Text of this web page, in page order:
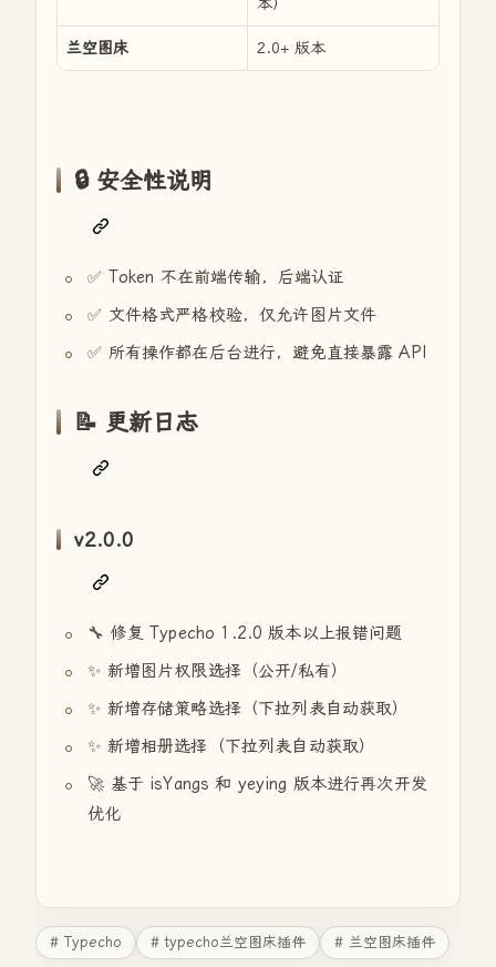
兰空图床 2.0+ 版本
🔒 安全性说明
✅ Token 不在前端传输，后端认证
✅ 文件格式严格校验，仅允许图片文件
✅ 所有操作都在后台进行，避免直接暴露 API
📝 更新日志
v2.0.0
🔧 修复 Typecho 1.2.0 版本以上报错问题
✨ 新增图片权限选择（公开/私有）
✨ 新增存储策略选择（下拉列表自动获取）
✨ 新增相册选择（下拉列表自动获取）
🚀 基于 isYangs 和 yeying 版本进行再次开发
优化
# Typecho # typecho兰空图床插件 # 兰空图床插件